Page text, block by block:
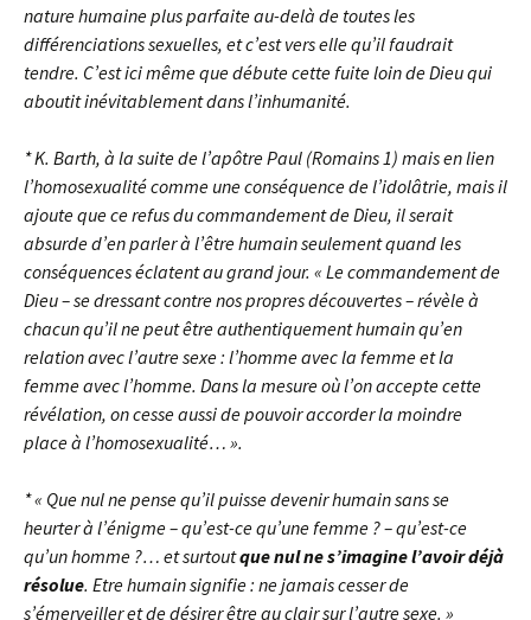
nature humaine plus parfaite au-delà de toutes les
différenciations sexuelles, et c’est vers elle qu’il faudrait
tendre. C’est ici même que débute cette fuite loin de Dieu qui
aboutit inévitablement dans l’inhumanité.
* K. Barth, à la suite de l’apôtre Paul (Romains 1) mais en lien
l’homosexualité comme une conséquence de l’idolâtrie, mais il
ajoute que ce refus du commandement de Dieu, il serait
absurde d’en parler à l’être humain seulement quand les
conséquences éclatent au grand jour. « Le commandement de
Dieu – se dressant contre nos propres découvertes – révèle à
chacun qu’il ne peut être authentiquement humain qu’en
relation avec l’autre sexe : l’homme avec la femme et la
femme avec l’homme. Dans la mesure où l’on accepte cette
révélation, on cesse aussi de pouvoir accorder la moindre
place à l’homosexualité… ».
* « Que nul ne pense qu’il puisse devenir humain sans se
heurter à l’énigme – qu’est-ce qu’une femme ? – qu’est-ce
qu’un homme ?… et surtoutque nul ne s’imagine l’avoir déjà
résolue. Etre humain signifie : ne jamais cesser de
s’émerveiller et de désirer être au clair sur l’autre sexe. »